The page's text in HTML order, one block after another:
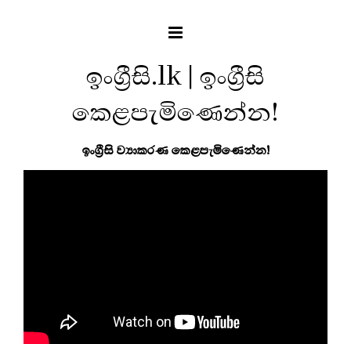
ඉංග්‍රීසි.lk | ඉංග්‍රීසි
කෙළපැමිණෙන්න!
ඉංග්‍රීසි ව්‍යාකරණ කෙළපැමිණෙන්න!